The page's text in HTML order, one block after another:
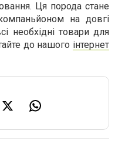
Ця порода стане
на довгі
необхідні товари для
до нашого інтернет